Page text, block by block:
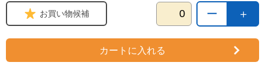
＋
ー
お買い物候補
カートに入れる